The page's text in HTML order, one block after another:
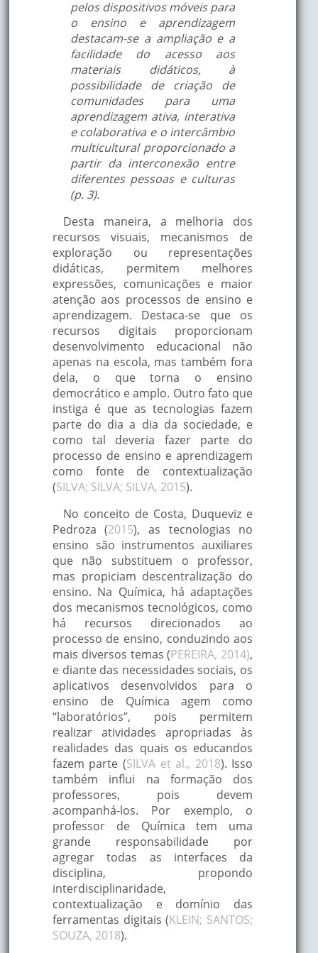
pelos dispositivos móveis para
o ensino e aprendizagem
destacam-se a ampliação e a
facilidade do acesso aos
materiais didáticos, à
possibilidade de criação de
comunidades para uma
aprendizagem ativa, interativa
e colaborativa e o intercâmbio
multicultural proporcionado a
partir da interconexão entre
diferentes pessoas e culturas
(p. 3).
Desta maneira, a melhoria dos
recursos visuais, mecanismos de
exploração ou representações
didáticas, permitem melhores
expressões, comunicações e maior
atenção aos processos de ensino e
aprendizagem. Destaca-se que os
recursos digitais proporcionam
desenvolvimento educacional não
apenas na escola, mas também fora
dela, o que torna o ensino
democrático e amplo. Outro fato que
instiga é que as tecnologias fazem
parte do dia a dia da sociedade, e
como tal deveria fazer parte do
processo de ensino e aprendizagem
como fonte de contextualização
(SILVA; SILVA; SILVA, 2015).
No conceito de Costa, Duqueviz e
Pedroza (2015), as tecnologias no
ensino são instrumentos auxiliares
que não substituem o professor,
mas propiciam descentralização do
ensino. Na Química, há adaptações
dos mecanismos tecnológicos, como
há recursos direcionados ao
processo de ensino, conduzindo aos
mais diversos temas (PEREIRA, 2014),
e diante das necessidades sociais, os
aplicativos desenvolvidos para o
ensino de Química agem como
“laboratórios”, pois permitem
realizar atividades apropriadas às
realidades das quais os educandos
fazem parte (SILVA et al., 2018). Isso
também influi na formação dos
professores, pois devem
acompanhá-los. Por exemplo, o
professor de Química tem uma
grande responsabilidade por
agregar todas as interfaces da
disciplina, propondo
interdisciplinaridade,
contextualização e domínio das
ferramentas digitais (KLEIN; SANTOS;
SOUZA, 2018).